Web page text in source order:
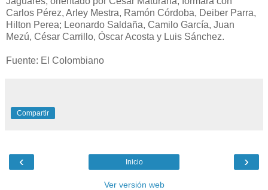
Carlos Pérez, Arley Mestra, Ramón Córdoba, Deiber Parra,
Hilton Perea; Leonardo Saldaña, Camilo García, Juan
Mezú, César Carrillo, Óscar Acosta y Luis Sánchez.
Fuente: El Colombiano
Compartir
‹ ›
Inicio
Ver versión web